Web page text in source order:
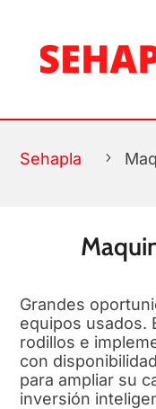
Sehapla 5
Grandes
equipos usados.
rodillos e
con
para ampliar su
inversión